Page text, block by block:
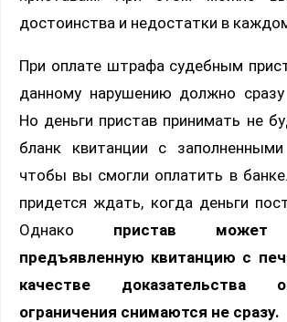
достоинства и недостатки в
При оплате штрафа судебным
данному нарушению должно сразу
Но деньги пристав принимать не
бланк квитанции с заполненными
чтобы вы смогли оплатить в
придется ждать, когда деньги
Однако пристав может
предъявленную квитанцию с
качестве доказательства
ограничения снимаются не сразу.